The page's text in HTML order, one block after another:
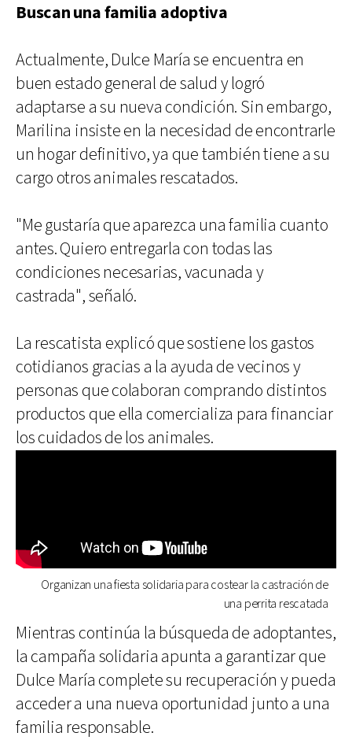
Buscan una familia adoptiva
Actualmente, Dulce María se encuentra en
buen estado general de salud y logró
adaptarse a su nueva condición. Sin embargo,
Marilina insiste en la necesidad de encontrarle
un hogar definitivo, ya que también tiene a su
cargo otros animales rescatados.
"Me gustaría que aparezca una familia cuanto
antes. Quiero entregarla con todas las
condiciones necesarias, vacunada y
castrada", señaló.
La rescatista explicó que sostiene los gastos
cotidianos gracias a la ayuda de vecinos y
personas que colaboran comprando distintos
productos que ella comercializa para financiar
los cuidados de los animales.
Organizan una fiesta solidaria para costear la castración de
una perrita rescatada
Mientras continúa la búsqueda de adoptantes,
la campaña solidaria apunta a garantizar que
Dulce María complete su recuperación y pueda
acceder a una nueva oportunidad junto a una
familia responsable.